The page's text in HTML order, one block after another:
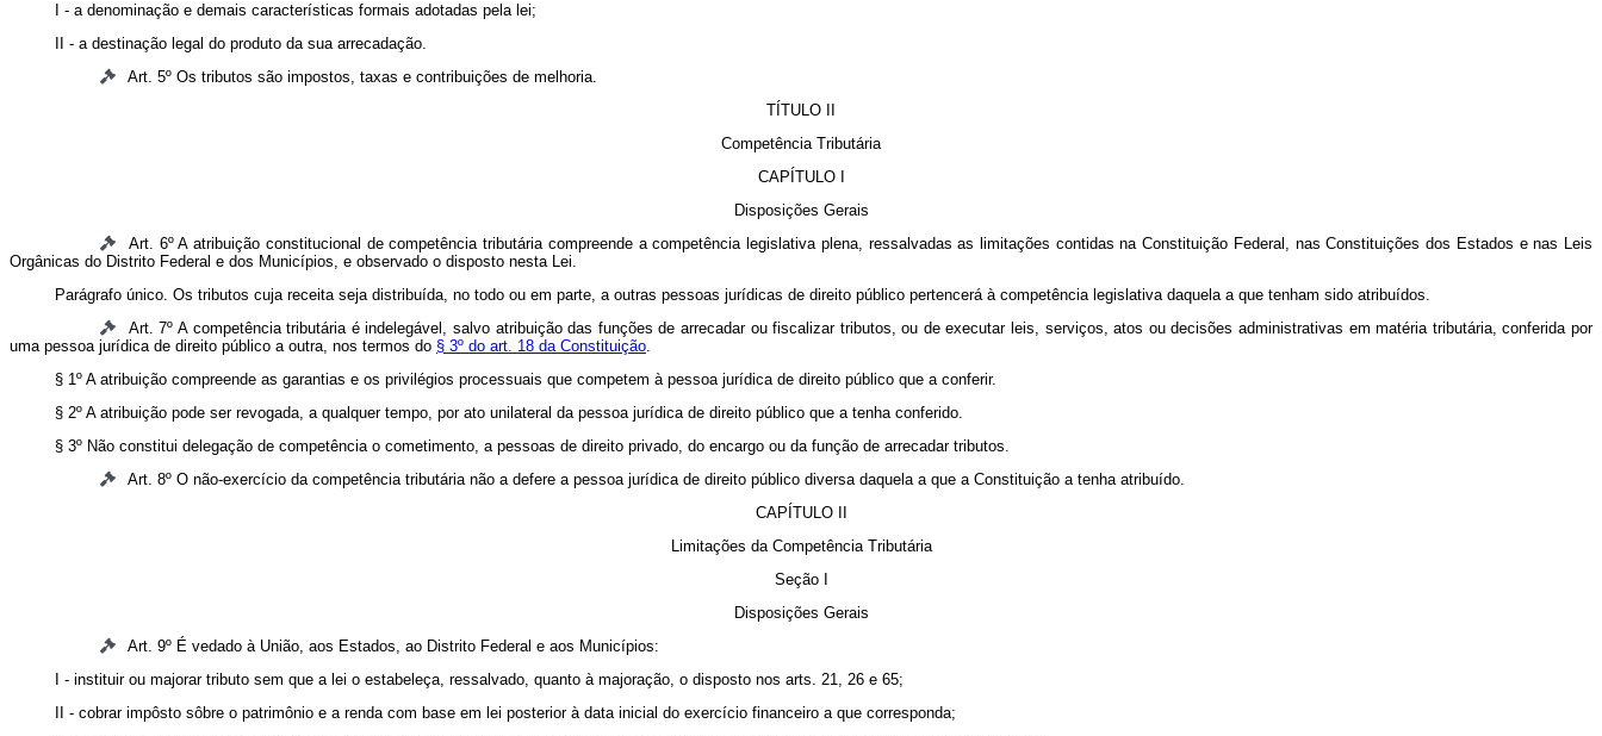
I - a denominação e demais características formais adotadas pela lei;
II - a destinação legal do produto da sua arrecadação.
Art. 5º Os tributos são impostos, taxas e contribuições de melhoria.
TÍTULO II
Competência Tributária
CAPÍTULO I
Disposições Gerais
Art. 6º A atribuição constitucional de competência tributária compreende a competência legislativa plena, ressalvadas as limitações contidas na Constituição Federal, nas Constituições dos Estados e nas Leis
Orgânicas do Distrito Federal e dos Municípios, e observado o disposto nesta Lei.
Parágrafo único. Os tributos cuja receita seja distribuída, no todo ou em parte, a outras pessoas jurídicas de direito público pertencerá à competência legislativa daquela a que tenham sido atribuídos.
Art. 7º A competência tributária é indelegável, salvo atribuição das funções de arrecadar ou fiscalizar tributos, ou de executar leis, serviços, atos ou decisões administrativas em matéria tributária, conferida por
uma pessoa jurídica de direito público a outra, nos termos do § 3º do art. 18 da Constituição.
§ 1º A atribuição compreende as garantias e os privilégios processuais que competem à pessoa jurídica de direito público que a conferir.
§ 2º A atribuição pode ser revogada, a qualquer tempo, por ato unilateral da pessoa jurídica de direito público que a tenha conferido.
§ 3º Não constitui delegação de competência o cometimento, a pessoas de direito privado, do encargo ou da função de arrecadar tributos.
Art. 8º O não-exercício da competência tributária não a defere a pessoa jurídica de direito público diversa daquela a que a Constituição a tenha atribuído.
CAPÍTULO II
Limitações da Competência Tributária
Seção I
Disposições Gerais
Art. 9º É vedado à União, aos Estados, ao Distrito Federal e aos Municípios:
I - instituir ou majorar tributo sem que a lei o estabeleça, ressalvado, quanto à majoração, o disposto nos arts. 21, 26 e 65;
II - cobrar impôsto sôbre o patrimônio e a renda com base em lei posterior à data inicial do exercício financeiro a que corresponda;